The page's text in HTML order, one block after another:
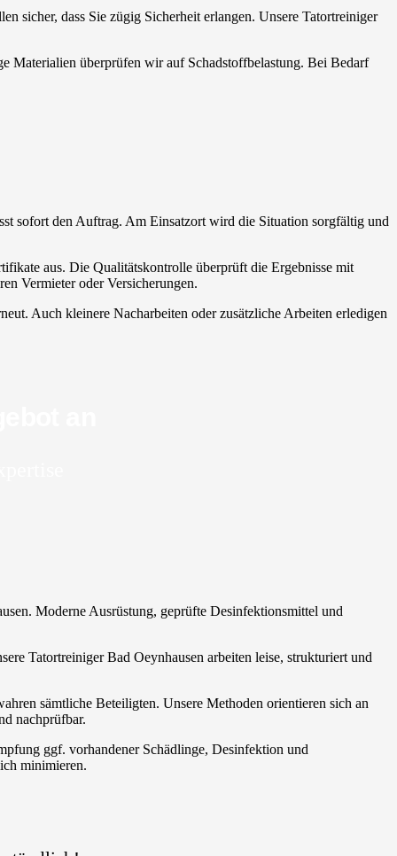
sicher, dass Sie zügig Sicherheit erlangen. Unsere Tatortreiniger
Materialien überprüfen wir auf Schadstoffbelastung. Bei Bedarf
sofort den Auftrag. Am Einsatzort wird die Situation sorgfältig und
aus. Die Qualitätskontrolle überprüft die Ergebnisse mit
Vermieter oder Versicherungen.
Auch kleinere Nacharbeiten oder zusätzliche Arbeiten erledigen
Moderne Ausrüstung, geprüfte Desinfektionsmittel und
Tatortreiniger Bad Oeynhausen arbeiten leise, strukturiert und
sämtliche Beteiligten. Unsere Methoden orientieren sich an
nachprüfbar.
ggf. vorhandener Schädlinge, Desinfektion und
minimieren.